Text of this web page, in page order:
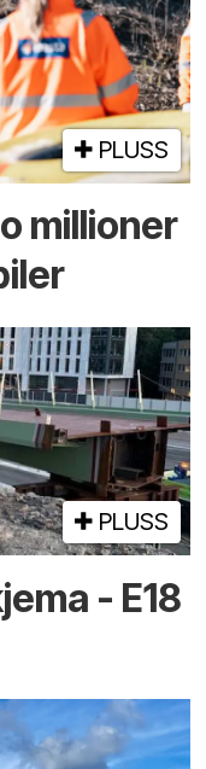
PLUSS
millioner
PLUSS
- E18